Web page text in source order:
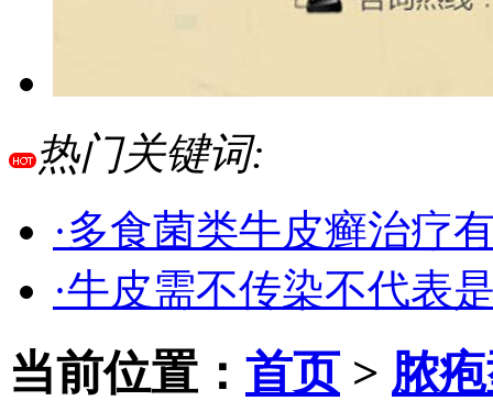
热门关键词:
·多食菌类牛皮癣治疗
·牛皮需不传染不代表
当前位置： 首页> 脓